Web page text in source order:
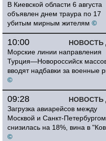
В Киевской области 6 августа
объявлен днем траура по 17
убитым мирным жителям ©
НОВОСТЬ
10:00
Морские линии направления
Турция—Новороссийск
вводят надбавки за военные
©
НОВОСТЬ
09:28
Загрузка авиарейсов между
Москвой и Санкт-Петербургом
снизилась на 18%, вина в
©